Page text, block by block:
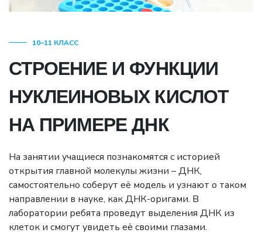
10–11 КЛАСС
СТРОЕНИЕ И ФУНКЦИИ
НУКЛЕИНОВЫХ КИСЛОТ
НА ПРИМЕРЕ ДНК
На занятии учащиеся познакомятся с историей
открытия главной молекулы жизни – ДНК,
самостоятельно соберут её модель и узнают о таком
направлении в науке, как ДНК-оригами. В
лаборатории ребята проведут выделения ДНК из
клеток и смогут увидеть её своими глазами.